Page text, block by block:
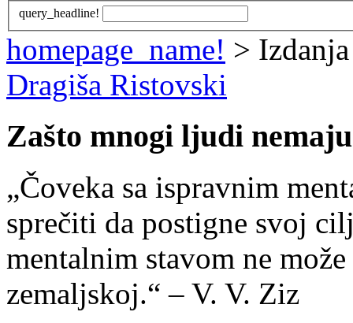
query_headline!
homepage_name! >
Dragiša Ristovski
Zašto mnogi ljudi
„Čoveka sa ispravnim
sprečiti da postigne svoj
mentalnim stavom ne
zemaljskoj.“ – V. V. Ziz